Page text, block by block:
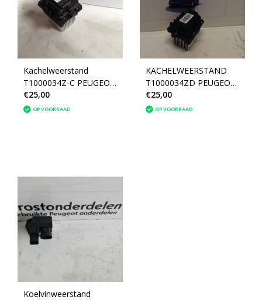
Kachelweerstand
T1000034Z-C PEUGEOT
208 (6441AF)
€25,00
OP VOORRAAD
KACHELWEERSTAND
T1000034ZD PEUGEOT
208 (6441AF)
€25,00
OP VOORRAAD
Koelvinweerstand